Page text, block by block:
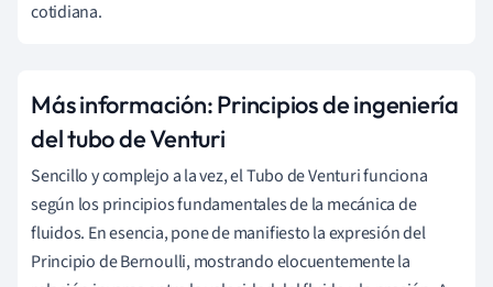
cotidiana.
Más información: Principios de ingeniería
del tubo de Venturi
Sencillo y complejo a la vez, el Tubo de Venturi funciona
según los principios fundamentales de la mecánica de
fluidos. En esencia, pone de manifiesto la expresión del
Principio de Bernoulli, mostrando elocuentemente la